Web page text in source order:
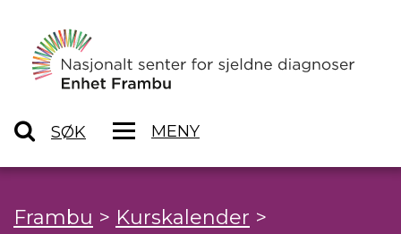
SØK MENY
Frambu > Kurskalender >